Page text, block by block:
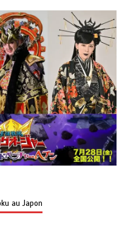
au Japon